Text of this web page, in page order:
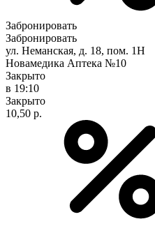
Забронировать
Забронировать
ул. Неманская, д. 18, пом. 1Н
Новамедика Аптека №10
Закрыто
в 19:10
Закрыто
10,50 р.